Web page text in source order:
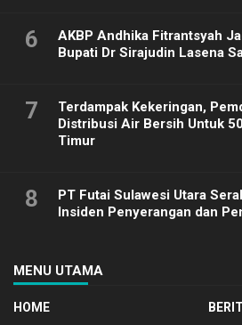
6
AKBP Andhika Fitrantsyah
Bupati Dr Sirajudin Lasena
7
Terdampak Kekeringan,
Distribusi Air Bersih Untuk
Timur
8
PT Futai Sulawesi Utara
Insiden Penyerangan dan
MENU UTAMA
HOME